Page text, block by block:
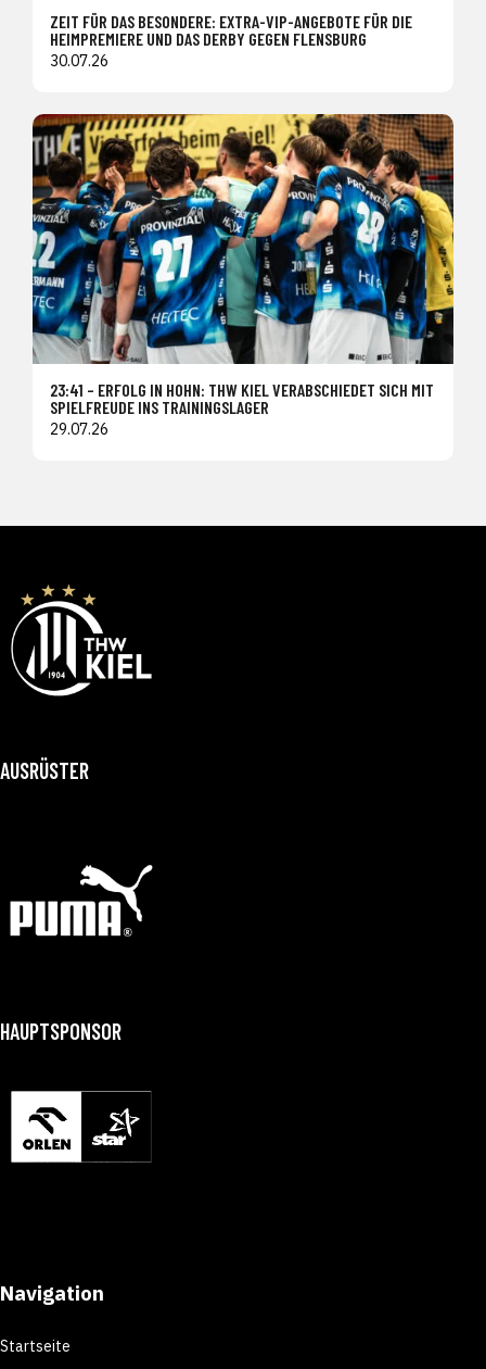
ZEIT FÜR DAS BESONDERE: EXTRA-VIP-ANGEBOTE FÜR DIE
HEIMPREMIERE UND DAS DERBY GEGEN FLENSBURG
30.07.26
23:41 – ERFOLG IN HOHN: THW KIEL VERABSCHIEDET SICH MIT
SPIELFREUDE INS TRAININGSLAGER
29.07.26
AUSRÜSTER
HAUPTSPONSOR
Navigation
Startseite